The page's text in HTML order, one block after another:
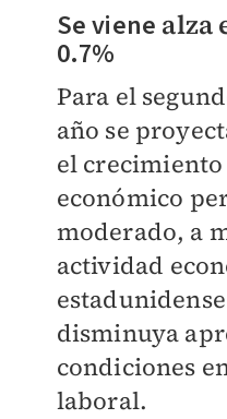
Se viene alza
0.7%
Para el
año se
el crecimiento
económico
moderado, a
actividad
disminuya
condiciones
laboral.